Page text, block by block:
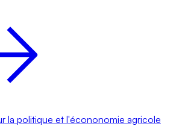
la politique et l'écononomie agricole